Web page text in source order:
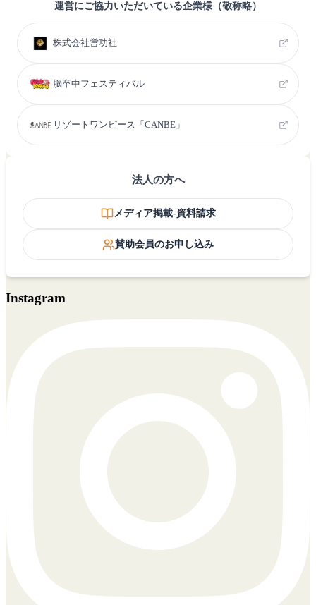
運営にご協力いただいている企業様（敬称略）
株式会社営功社
脳卒中フェスティバル
リゾートワンピース「CANBE」
法人の方へ
メディア掲載-資料請求
賛助会員のお申し込み
Instagram